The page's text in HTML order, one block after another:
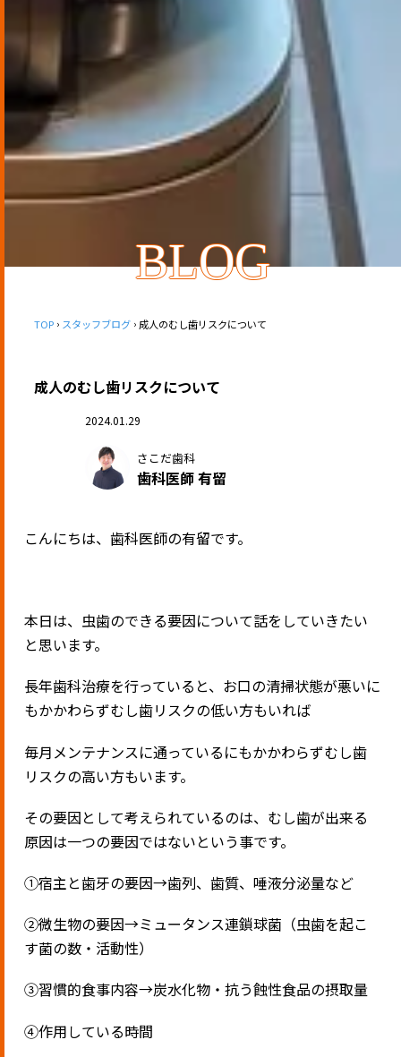
BLOG
TOP スタッフブログ 成人のむし歯リスクについて
成人のむし歯リスクについて
2024.01.29
さこだ歯科
歯科医師 有留
こんにちは、歯科医師の有留です。
本日は、虫歯のできる要因について話をしていきたい
と思います。
長年歯科治療を行っていると、お口の清掃状態が悪いに
もかかわらずむし歯リスクの低い方もいれば
毎月メンテナンスに通っているにもかかわらずむし歯
リスクの高い方もいます。
その要因として考えられているのは、むし歯が出来る
原因は一つの要因ではないという事です。
①宿主と歯牙の要因→歯列、歯質、唾液分泌量など
②微生物の要因→ミュータンス連鎖球菌（虫歯を起こ
す菌の数・活動性）
③習慣的食事内容→炭水化物・抗う蝕性食品の摂取量
④作用している時間